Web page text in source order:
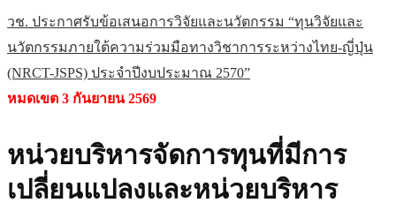
วช. ประกาศรับข้อเสนอการวิจัยและนวัตกรรม “ทุนวิจัยและ
นวัตกรรมภายใต้ความร่วมมือทางวิชาการระหว่างไทย-ญี่ปุ่น
(NRCT-JSPS) ประจำปีงบประมาณ 2570”
หมดเขต 3 กันยายน 2569
หน่วยบริหารจัดการทุนที่มีการ
เปลี่ยนแปลงและหน่วยบริหาร